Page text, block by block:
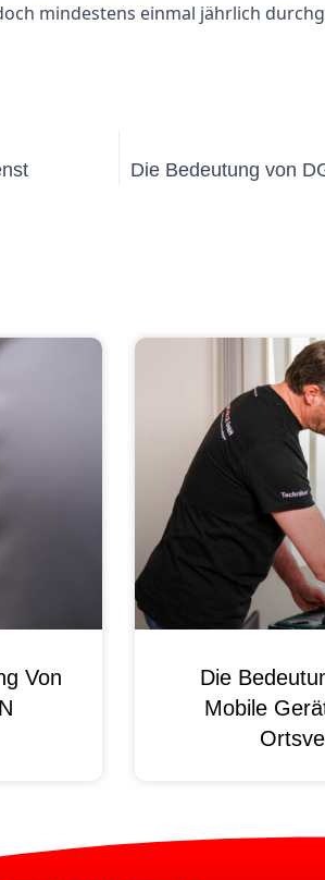
mindestens einmal jährlich
Die Bedeutung von
Von
Die
Mobile